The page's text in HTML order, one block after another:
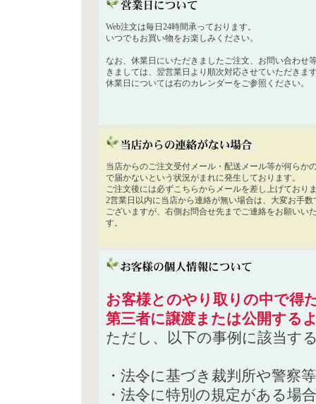
Web注文は毎日24時間承っております。
いつでもお買い物をお楽しみください。
なお、休業日にいただきましたご注文、お問い合わせ
きましては、翌営業日より順次対応させていただきま
休業日については右のカレンダーをご参照ください。
当店からのご注文受付メール・配送メール等が何らか
で届かないという状況がまれに発生しております。
ご注文後には必ずこちらからメールを差し上げており
2営業日以内に当店から連絡が無い場合は、大変お手数
ございますが、右側お問合せ先までご連絡をお願いい
す。
お客様とのやり取りの中で得
第三者に譲渡または公開する
ただし、以下の事例に該当す
・法令に基づき裁判所や警察
・法令に特別の規定がある場合